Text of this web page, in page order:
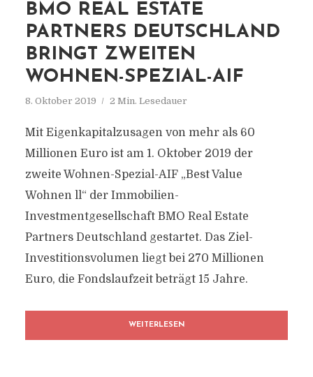
BMO REAL ESTATE
PARTNERS DEUTSCHLAND
BRINGT ZWEITEN
WOHNEN-SPEZIAL-AIF
8. Oktober 2019 2 Min. Lesedauer
Mit Eigenkapitalzusagen von mehr als 60
Millionen Euro ist am 1. Oktober 2019 der
zweite Wohnen-Spezial-AIF „Best Value
Wohnen ll“ der Immobilien-
Investmentgesellschaft BMO Real Estate
Partners Deutschland gestartet. Das Ziel-
Investitionsvolumen liegt bei 270 Millionen
Euro, die Fondslaufzeit beträgt 15 Jahre.
WEITERLESEN